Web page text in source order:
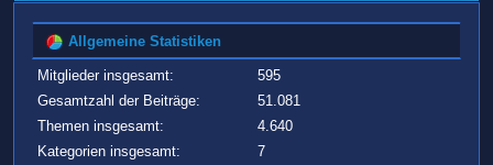
Allgemeine Statistiken
Mitglieder insgesamt:
595
Gesamtzahl der Beiträge:
51.081
Themen insgesamt:
4.640
Kategorien insgesamt:
7